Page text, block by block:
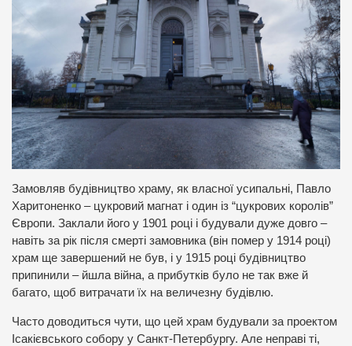
Замовляв будівництво храму, як власної усипальні, Павло
Харитоненко – цукровий магнат і один із “цукрових королів”
Європи. Заклали його у 1901 році і будували дуже довго –
навіть за рік після смерті замовника (він помер у 1914 році)
храм ще завершений не був, і у 1915 році будівництво
припинили – йшла війна, а прибутків було не так вже й
багато, щоб витрачати їх на величезну будівлю.
Часто доводиться чути, що цей храм будували за проектом
Ісакієвського собору у Санкт-Петербургу. Але неправі ті,